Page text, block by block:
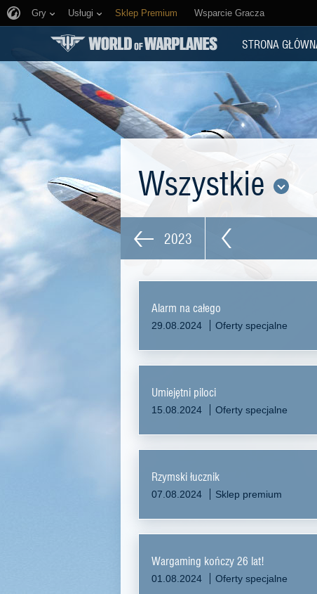
Gry Usługi Sklep Premium Wsparcie Gracza
STRONA
Wszystkie
2023
Alarm na całego
29.08.2024 Oferty specjalne
Umiejętni piloci
15.08.2024 Oferty specjalne
Rzymski łucznik
07.08.2024 Sklep premium
Wargaming kończy 26 lat!
01.08.2024 Oferty specjalne